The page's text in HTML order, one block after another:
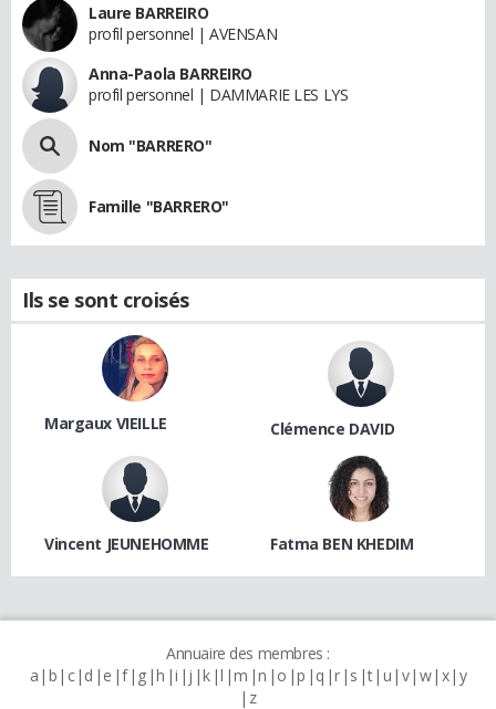
Laure BARREIRO
profil personnel | AVENSAN
Anna-Paola BARREIRO
profil personnel | DAMMARIE LES LYS
Nom "BARRERO"
Famille "BARRERO"
Ils se sont croisés
Margaux VIEILLE Clémence DAVID
Vincent JEUNEHOMME Fatma BEN KHEDIM
Annuaire des membres :
a b c d e f g h i j k l m n o p q r s t u v w x y
z